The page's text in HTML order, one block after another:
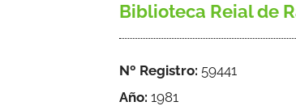
Biblioteca Reial de
Nº Registro: 59441
Año: 1981